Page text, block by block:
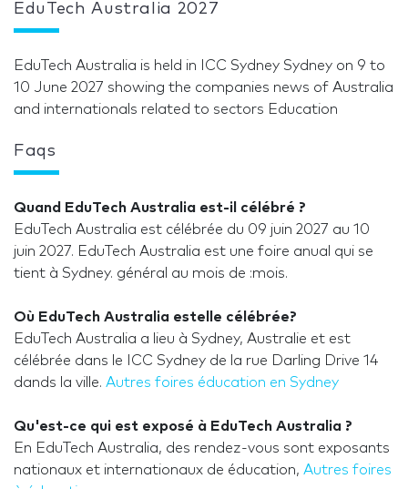
EduTech Australia 2027
EduTech Australia is held in ICC Sydney Sydney on 9 to
10 June 2027 showing the companies news of Australia
and internationals related to sectors Education
Faqs
Quand EduTech Australia est-il célébré ?
EduTech Australia est célébrée du 09 juin 2027 au 10
juin 2027. EduTech Australia est une foire anual qui se
tient à Sydney. général au mois de :mois.
Où EduTech Australia estelle célébrée?
EduTech Australia a lieu à Sydney, Australie et est
célébrée dans le ICC Sydney de la rue Darling Drive 14
dands la ville. Autres foires éducation en Sydney
Qu'est-ce qui est exposé à EduTech Australia ?
En EduTech Australia, des rendez-vous sont exposants
nationaux et internationaux de éducation, Autres foires